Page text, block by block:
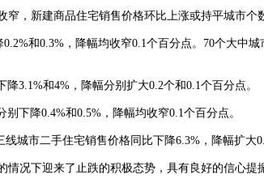
，新建商品住宅销售价格环比上涨或持平城市个
和0.3%，降幅均收窄0.1个百分点。70个大中
和4%，降幅分别扩大0.2个和0.1个百分点。
下降0.4%和0.5%，降幅均收窄0.1个百分点。
市二手住宅销售价格同比下降6.3%，降幅扩大
况下迎来了止跌的积极态势，具有良好的信心提